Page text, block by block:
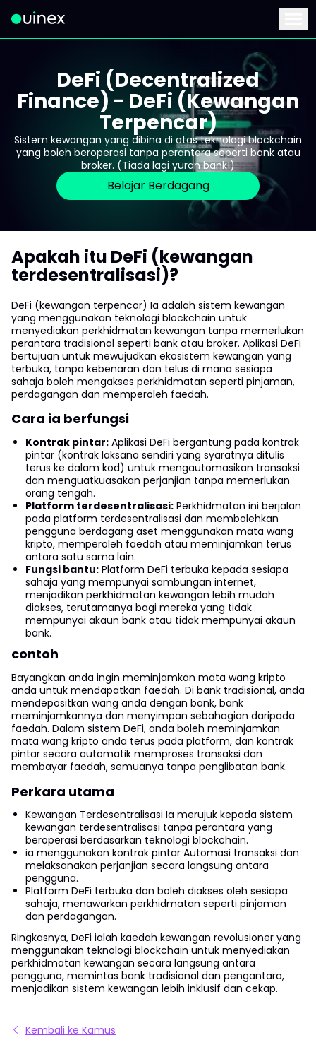
Ini ialah logo dan jika diklik akan mengalihkan anda ke
DeFi (Decentralized
Finance) - DeFi (Kewangan
Terpencar)
Sistem kewangan yang dibina di atas teknologi blockchain
yang boleh beroperasi tanpa perantara seperti bank atau
broker. (Tiada lagi yuran bank!)
Belajar Berdagang
Apakah itu DeFi (kewangan
terdesentralisasi)?
DeFi (kewangan terpencar) Ia adalah sistem kewangan
yang menggunakan teknologi blockchain untuk
menyediakan perkhidmatan kewangan tanpa memerlukan
perantara tradisional seperti bank atau broker. Aplikasi DeFi
bertujuan untuk mewujudkan ekosistem kewangan yang
terbuka, tanpa kebenaran dan telus di mana sesiapa
sahaja boleh mengakses perkhidmatan seperti pinjaman,
perdagangan dan memperoleh faedah.
Cara ia berfungsi
Kontrak pintar: Aplikasi DeFi bergantung pada kontrak
pintar (kontrak laksana sendiri yang syaratnya ditulis
terus ke dalam kod) untuk mengautomasikan transaksi
dan menguatkuasakan perjanjian tanpa memerlukan
orang tengah.
Platform terdesentralisasi: Perkhidmatan ini berjalan
pada platform terdesentralisasi dan membolehkan
pengguna berdagang aset menggunakan mata wang
kripto, memperoleh faedah atau meminjamkan terus
antara satu sama lain.
Fungsi bantu: Platform DeFi terbuka kepada sesiapa
sahaja yang mempunyai sambungan internet,
menjadikan perkhidmatan kewangan lebih mudah
diakses, terutamanya bagi mereka yang tidak
mempunyai akaun bank atau tidak mempunyai akaun
bank.
contoh
Bayangkan anda ingin meminjamkan mata wang kripto
anda untuk mendapatkan faedah. Di bank tradisional, anda
mendepositkan wang anda dengan bank, bank
meminjamkannya dan menyimpan sebahagian daripada
faedah. Dalam sistem DeFi, anda boleh meminjamkan
mata wang kripto anda terus pada platform, dan kontrak
pintar secara automatik memproses transaksi dan
membayar faedah, semuanya tanpa penglibatan bank.
Perkara utama
Kewangan Terdesentralisasi Ia merujuk kepada sistem
kewangan terdesentralisasi tanpa perantara yang
beroperasi berdasarkan teknologi blockchain.
ia menggunakan kontrak pintar Automasi transaksi dan
melaksanakan perjanjian secara langsung antara
pengguna.
Platform DeFi terbuka dan boleh diakses oleh sesiapa
sahaja, menawarkan perkhidmatan seperti pinjaman
dan perdagangan.
Ringkasnya, DeFi ialah kaedah kewangan revolusioner yang
menggunakan teknologi blockchain untuk menyediakan
perkhidmatan kewangan secara langsung antara
pengguna, memintas bank tradisional dan pengantara,
menjadikan sistem kewangan lebih inklusif dan cekap.
Kembali ke Kamus